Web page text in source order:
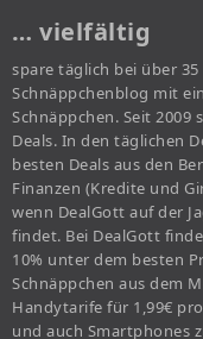
… vielfältig
spare täglich bei über
Schnäppchenblog mit
Schnäppchen. Seit 2009
Deals. In den täglichen
besten Deals aus den
Finanzen (Kredite und
wenn DealGott auf der
findet. Bei DealGott
10% unter dem besten
Schnäppchen aus dem
Handytarife für 1,99€
und auch Smartphones